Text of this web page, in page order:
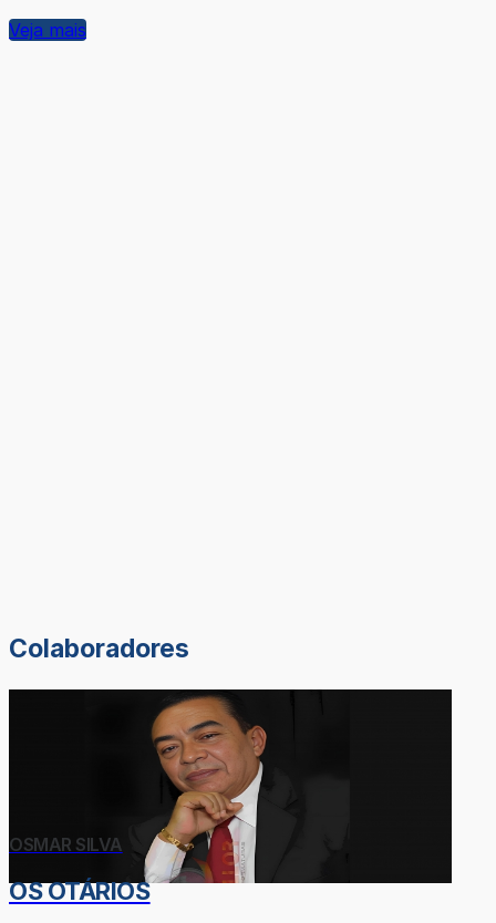
Veja mais
Colaboradores
OSMAR SILVA
OS OTÁRIOS